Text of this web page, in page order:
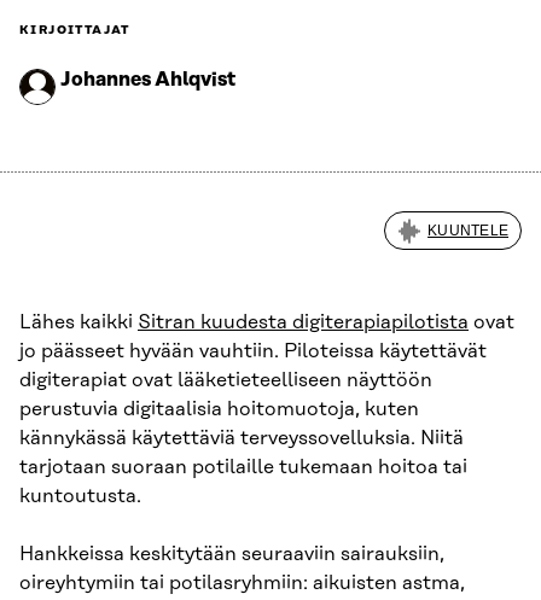
KIRJOITTAJAT
Johannes Ahlqvist
KUUNTELE
Lähes kaikki Sitran kuudesta digiterapiapilotista ovat
jo päässeet hyvään vauhtiin. Piloteissa käytettävät
digiterapiat ovat lääketieteelliseen näyttöön
perustuvia digitaalisia hoitomuotoja, kuten
kännykässä käytettäviä terveyssovelluksia. Niitä
tarjotaan suoraan potilaille tukemaan hoitoa tai
kuntoutusta.
Hankkeissa keskitytään seuraaviin sairauksiin,
oireyhtymiin tai potilasryhmiin: aikuisten astma,